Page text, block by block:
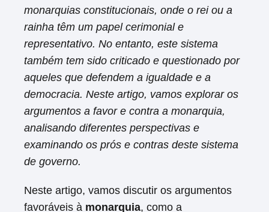
monarquias constitucionais, onde o rei ou a
rainha têm um papel cerimonial e
representativo. No entanto, este sistema
também tem sido criticado e questionado por
aqueles que defendem a igualdade e a
democracia. Neste artigo, vamos explorar os
argumentos a favor e contra a monarquia,
analisando diferentes perspectivas e
examinando os prós e contras deste sistema
de governo.
Neste artigo, vamos discutir os argumentos
favoráveis à monarquia, como a